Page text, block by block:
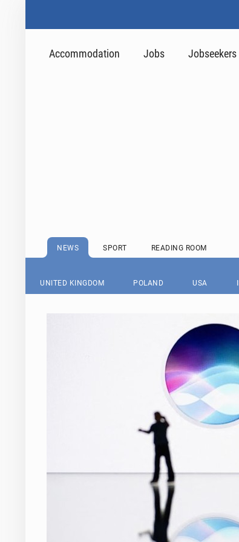
Accommodation Jobs Jobseekers
NEWS SPORT READING ROOM
UNITED KINGDOM POLAND USA